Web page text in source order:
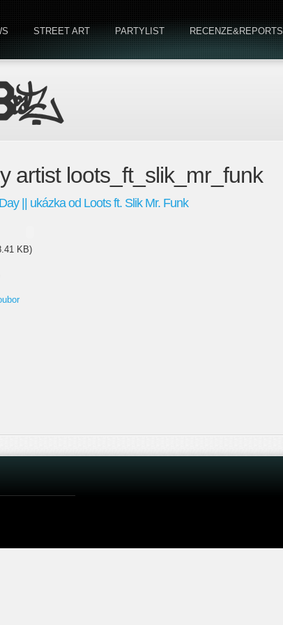
STREET ART PARTYLIST RECENZE&REPORTS
artist loots_ft_slik_mr_funk
|| ukázka od Loots ft. Slik Mr. Funk
KB)